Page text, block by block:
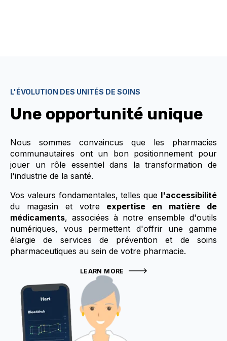
L'ÉVOLUTION DES UNITÉS DE SOINS
Une opportunité unique
Nous sommes convaincus que les pharmacies
communautaires ont un bon positionnement pour
jouer un rôle essentiel dans la transformation de
l'industrie de la santé.
Vos valeurs fondamentales, telles que l'accessibilité
du magasin et votre expertise en matière de
médicaments, associées à notre ensemble d'outils
numériques, vous permettent d'offrir une gamme
élargie de services de prévention et de soins
pharmaceutiques au sein de votre pharmacie.
LEARN MORE